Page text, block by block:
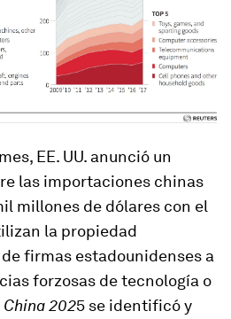
EE. UU. anunció un
las importaciones chinas
millones de dólares con el
la propiedad
firmas estadounidenses a
forzosas de tecnología o
2025 se identificó y